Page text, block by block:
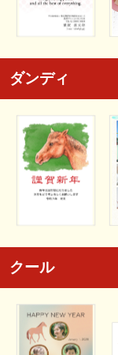
ダンディ
クール